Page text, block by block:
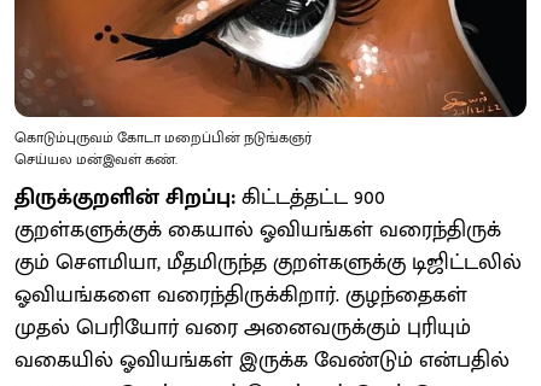
கொடும்புருவம் கோடா மறைப்பின் நடுங்கஞர்
செய்யல மன்இவள் கண்.
திருக்குறளின் சிறப்பு:கிட்டத்தட்ட 900
குறள்களுக்குக் கையால் ஓவியங்கள் வரைந்திருக்
கும் செளமியா, மீதமிருந்த குறள்களுக்கு டிஜிட்டலில்
ஓவியங்களை வரைந்திருக்கிறார். குழந்தைகள்
முதல் பெரியோர் வரை அனைவருக்கும் புரியும்
வகையில் ஓவியங்கள் இருக்க வேண்டும் என்பதில்